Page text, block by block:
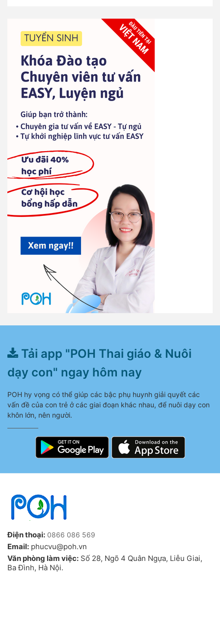
Tải app "POH Thai giáo & Nuôi
dạy con" ngay hôm nay
POH hy vọng có thể giúp các bậc phụ huynh giải quyết các
vấn đề của con trẻ ở các giai đoạn khác nhau, để nuôi dạy con
khôn lớn, nên người.
Điện thoại: 0866 086 569
Email: phucvu@poh.vn
Văn phòng làm việc: Số 28, Ngõ 4 Quân Ngựa, Liễu Giai,
Ba Đình, Hà Nội.